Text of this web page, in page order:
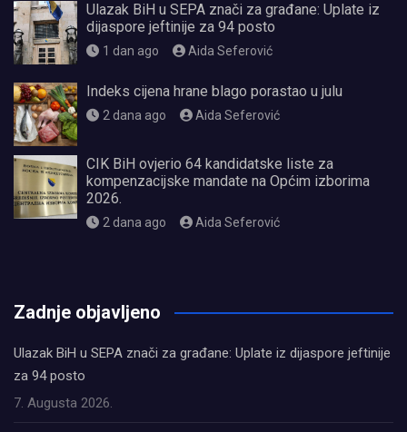
Ulazak BiH u SEPA znači za građane: Uplate iz
dijaspore jeftinije za 94 posto
1 dan ago Aida Seferović
Indeks cijena hrane blago porastao u julu
2 dana ago Aida Seferović
CIK BiH ovjerio 64 kandidatske liste za
kompenzacijske mandate na Općim izborima
2026.
2 dana ago Aida Seferović
Zadnje objavljeno
Ulazak BiH u SEPA znači za građane: Uplate iz dijaspore jeftinije
za 94 posto
7. Augusta 2026.